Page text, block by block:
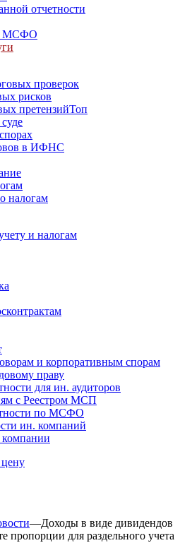
отчетности
МСФО
проверок
рисков
претензийТоп
в ИФНС
налогам
и налогам
и корпоративным спорам
праву
для ин. аудиторов
с Реестром МСП
по МСФО
ин. компаний
цену
—Доходы в виде дивидендов
пропорции для раздельного учета